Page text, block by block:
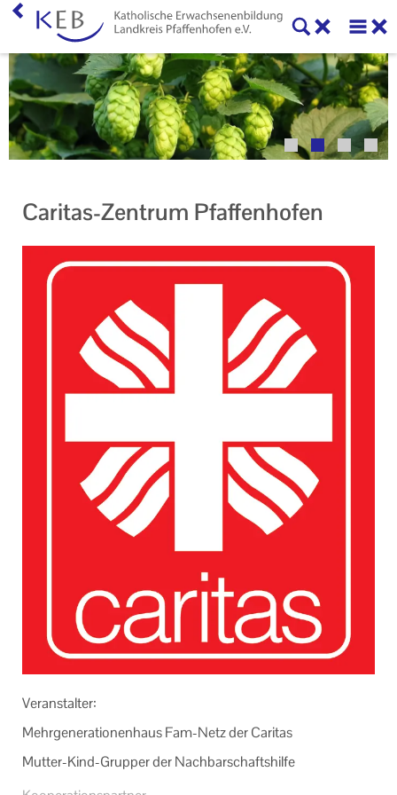
Caritas-Zentrum Pfaffenhofen
Ver­an­stal­ter:
Mehr­ge­nera­tio­nen­haus Fam-​Netz der Ca­ri­tas
Mutter-​Kind-Grupper der Nach­bar­schafts­hil­fe
Home
Veranstaltungen
KEB Pfaffenhofen
Ihr Kontakt zu uns
Impressum
Datenschutzerklärung